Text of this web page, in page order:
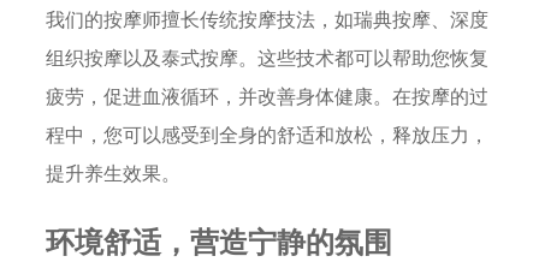
我们的按摩师擅长传统按摩技法，如瑞典按摩、深度
组织按摩以及泰式按摩。这些技术都可以帮助您恢复
疲劳，促进血液循环，并改善身体健康。在按摩的过
程中，您可以感受到全身的舒适和放松，释放压力，
提升养生效果。
环境舒适，营造宁静的氛围